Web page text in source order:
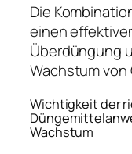
Die
einen
Überdüngung
Wachstum von
Wichtigkeit der
Wachstum